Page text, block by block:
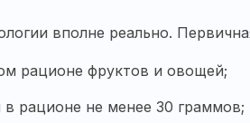
вполне реально.
рационе фруктов и овощей;
рационе не менее 30 граммов;